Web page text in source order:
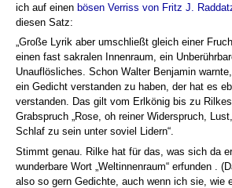
ich auf einen bösen Verriss von Fritz J.
diesen Satz:
„Große Lyrik aber umschließt gleich einer
einen fast sakralen Innenraum, ein
Unauflösliches. Schon Walter Benjamin
ein Gedicht verstanden zu haben, der hat es
verstanden. Das gilt vom Erlkönig bis zu
Grabspruch „Rose, oh reiner Widerspruch,
Schlaf zu sein unter soviel Lidern“.
Stimmt genau. Rilke hat für das, was sich da
wunderbare Wort „Weltinnenraum“ erfunden .
also so gern Gedichte, auch wenn ich sie, wie